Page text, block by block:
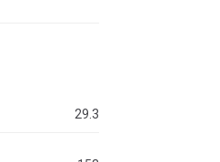
29.3